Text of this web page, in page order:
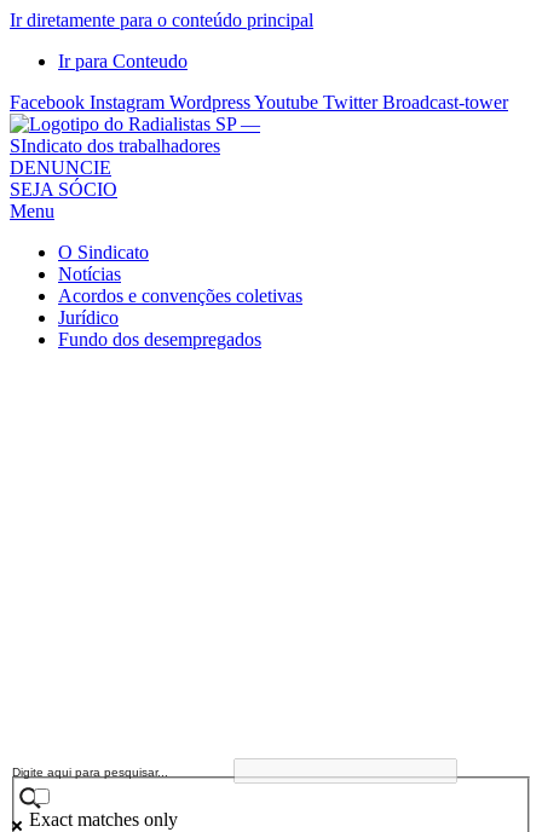
Ir diretamente para o conteúdo principal
Ir para Conteudo
Facebook Instagram WordpressYoutube Twitter Broadcast-tower
Sindicato
dos
Radialistas
São
Paulo
Sindicato
DENUNCIE
SEJA SÓCIO
Menu
O Sindicato
Notícias
Acordos e convenções coletivas
Jurídico
Fundo dos desempregados
Exact matches only